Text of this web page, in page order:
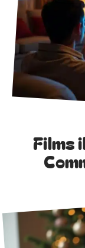
Films